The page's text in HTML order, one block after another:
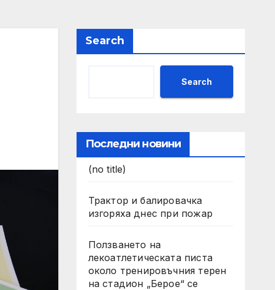
Search
Search
Последни новини
(no title)
Трактор и балировачка
изгоряха днес при пожар
Ползването на
лекоатлетическата писта
около тренировъчния терен
на стадион „Берое“ се